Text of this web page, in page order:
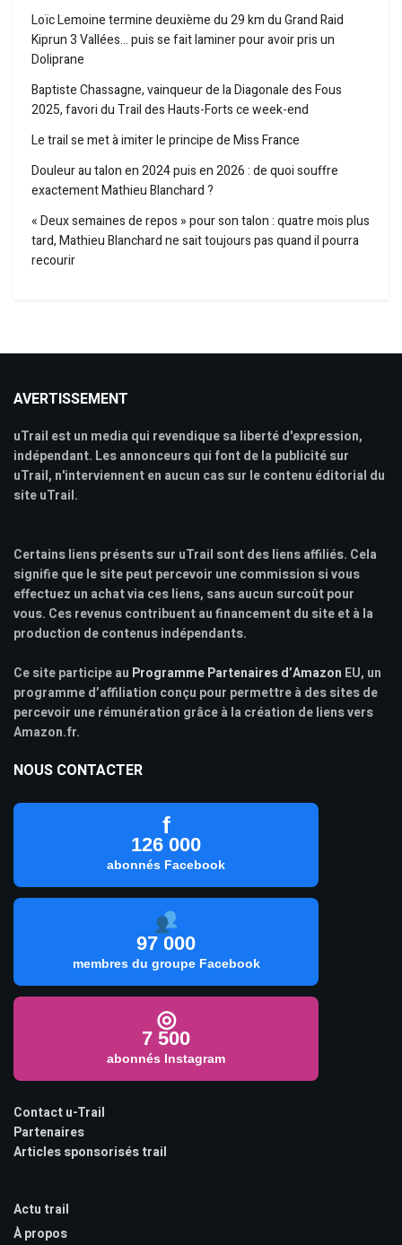
Loïc Lemoine termine deuxième du 29 km du Grand Raid
Kiprun 3 Vallées… puis se fait laminer pour avoir pris un
Doliprane
Baptiste Chassagne, vainqueur de la Diagonale des Fous
2025, favori du Trail des Hauts-Forts ce week-end
Le trail se met à imiter le principe de Miss France
Douleur au talon en 2024 puis en 2026 : de quoi souffre
exactement Mathieu Blanchard ?
« Deux semaines de repos » pour son talon : quatre mois plus
tard, Mathieu Blanchard ne sait toujours pas quand il pourra
recourir
AVERTISSEMENT
uTrail est un media qui revendique sa liberté d'expression,
indépendant. Les annonceurs qui font de la publicité sur
uTrail, n'interviennent en aucun cas sur le contenu éditorial du
site uTrail.
Certains liens présents sur uTrail sont des liens affiliés. Cela
signifie que le site peut percevoir une commission si vous
effectuez un achat via ces liens, sans aucun surcoût pour
vous. Ces revenus contribuent au financement du site et à la
production de contenus indépendants.
Ce site participe au Programme Partenaires d’Amazon EU, un
programme d’affiliation conçu pour permettre à des sites de
percevoir une rémunération grâce à la création de liens vers
Amazon.fr.
NOUS CONTACTER
f
126 000
abonnés Facebook
97 000
membres du groupe Facebook
◎
7 500
abonnés Instagram
Contact u-Trail
Partenaires
Articles sponsorisés trail
Actu trail
À propos